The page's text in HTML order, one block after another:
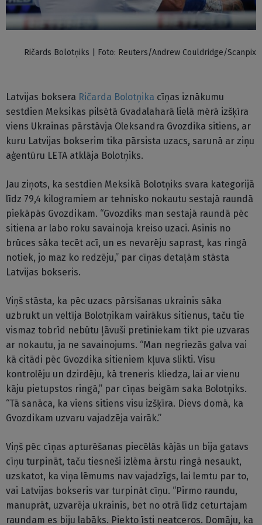
Ričards Bolotņiks | Foto: Reuters/Andrew Couldridge/Scanpix
Latvijas boksera Ričarda Bolotņika cīņas iznākumu
sestdien Meksikas pilsētā Gvadalaharā lielā mērā izšķīra
viens Ukrainas pārstāvja Oleksandra Gvozdika sitiens, ar
kuru Latvijas bokserim tika pārsista uzacs, sarunā ar ziņu
aģentūru LETA atklāja Bolotņiks.
Jau ziņots, ka sestdien Meksikā Bolotņiks svara kategorijā
līdz 79,4 kilogramiem ar tehnisko nokautu sestajā raundā
piekāpās Gvozdikam. “Gvozdiks man sestajā raundā pēc
sitiena ar labo roku savainoja kreiso uzaci. Asinis no
brūces sāka tecēt acī, un es nevarēju saprast, kas ringā
notiek, jo maz ko redzēju,” par cīņas detaļām stāsta
Latvijas bokseris.
Viņš stāsta, ka pēc uzacs pārsišanas ukrainis sāka
uzbrukt un veltīja Bolotņikam vairākus sitienus, taču tie
vismaz tobrīd nebūtu ļāvuši pretiniekam tikt pie uzvaras
ar nokautu, ja ne savainojums. “Man negriezās galva vai
kā citādi pēc Gvozdika sitieniem kļuva slikti. Visu
kontrolēju un dzirdēju, kā treneris kliedza, lai ar vienu
kāju pietupstos ringā,” par cīņas beigām saka Bolotņiks.
“Tā sanāca, ka viens sitiens visu izšķīra. Dievs domā, ka
Gvozdikam uzvaru vajadzēja vairāk.”
Viņš pēc cīņas apturēšanas piecēlās kājās un bija gatavs
cīņu turpināt, taču tiesneši izlēma ārstu ringā nesaukt,
uzskatot, ka viņa lēmums nav vajadzīgs, lai lemtu par to,
vai Latvijas bokseris var turpināt cīņu. “Pirmo raundu,
manuprāt, uzvarēja ukrainis, bet no otrā līdz ceturtajam
raundam es biju labāks. Piekto īsti neatceros. Domāju, ka